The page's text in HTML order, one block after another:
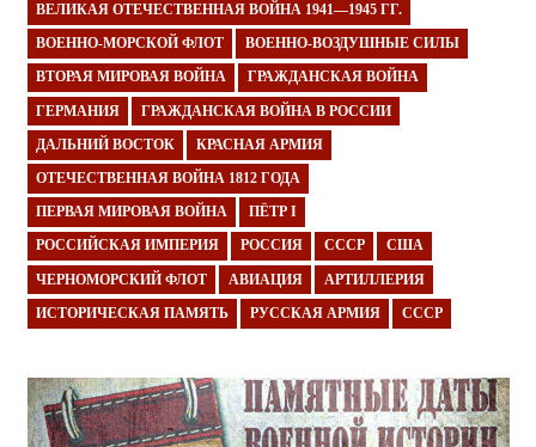
ВЕЛИКАЯ ОТЕЧЕСТВЕННАЯ ВОЙНА 1941—1945 ГГ.
ВОЕННО-МОРСКОЙ ФЛОТ ВОЕННО-ВОЗДУШНЫЕ СИЛЫ
ВТОРАЯ МИРОВАЯ ВОЙНА ГРАЖДАНСКАЯ ВОЙНА
ГЕРМАНИЯ ГРАЖДАНСКАЯ ВОЙНА В РОССИИ
ДАЛЬНИЙ ВОСТОК КРАСНАЯ АРМИЯ
ОТЕЧЕСТВЕННАЯ ВОЙНА 1812 ГОДА
ПЕРВАЯ МИРОВАЯ ВОЙНА ПЁТР I
РОССИЙСКАЯ ИМПЕРИЯ РОССИЯ СССР США
ЧЕРНОМОРСКИЙ ФЛОТ АВИАЦИЯ АРТИЛЛЕРИЯ
ИСТОРИЧЕСКАЯ ПАМЯТЬ РУССКАЯ АРМИЯ СССР